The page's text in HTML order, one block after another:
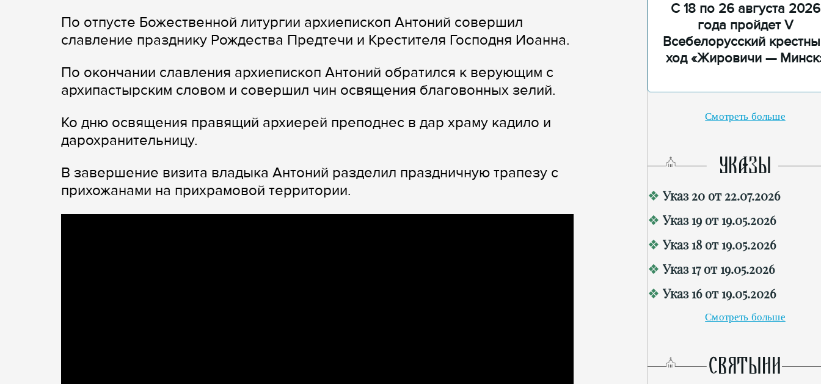
По отпусте Божественной литургии архиепископ Антоний совершил
славление празднику Рождества Предтечи и Крестителя Господня Иоанна.
По окончании славления архиепископ Антоний обратился к верующим с
архипастырским словом и совершил чин освящения благовонных зелий.
Ко дню освящения правящий архиерей преподнес в дар храму кадило и
дарохранительницу.
В завершение визита владыка Антоний разделил праздничную трапезу с
прихожанами на прихрамовой территории.
С 18 по 26 августа 2026
года пройдет V
Всебелорусский
ход «Жировичи —
Смотреть больше
УКАЗЫ
Указ 20 от 22.07.2026
Указ 19 от 19.05.2026
Указ 18 от 19.05.2026
Указ 17 от 19.05.2026
Указ 16 от 19.05.2026
Смотреть больше
СВЯТЫНИ